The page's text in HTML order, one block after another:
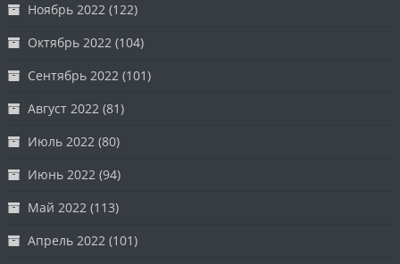
Ноябрь 2022 (122)
Октябрь 2022 (104)
Сентябрь 2022 (101)
Август 2022 (81)
Июль 2022 (80)
Июнь 2022 (94)
Май 2022 (113)
Апрель 2022 (101)